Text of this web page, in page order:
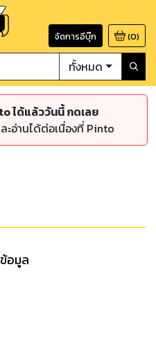
จัดการอีบุ๊ก (0)
ทั้งหมด
ได้แล้ววันนี้ กดเลย
อ่านได้ต่อเนื่องที่ Pinto
อมูล